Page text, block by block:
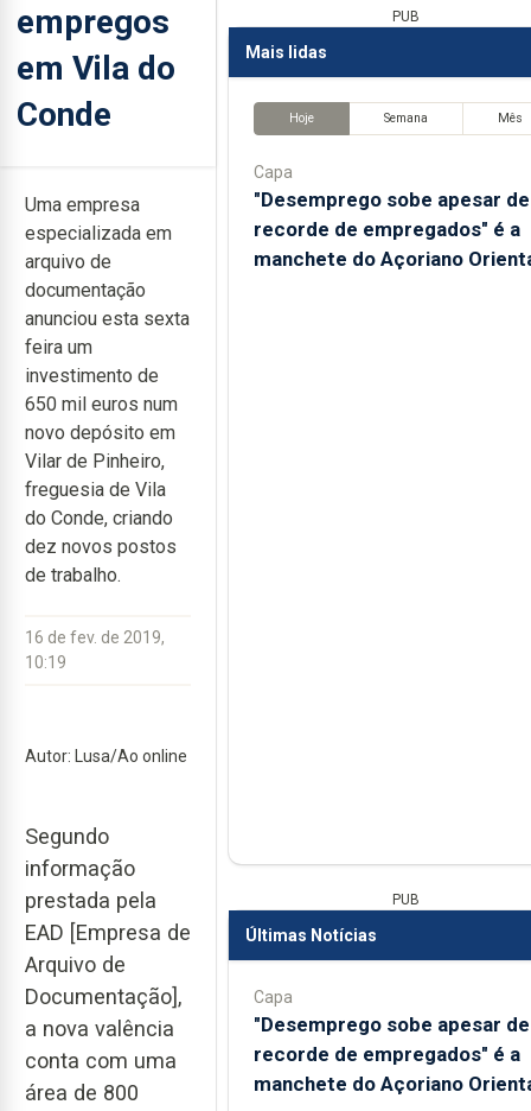
empregos
em Vila do
Conde
Uma empresa
especializada em
arquivo de
documentação
anunciou esta sexta
feira um
investimento de
650 mil euros num
novo depósito em
Vilar de Pinheiro,
freguesia de Vila
do Conde, criando
dez novos postos
de trabalho.
16 de fev. de 2019,
10:19
Autor: Lusa/Ao online
Segundo
informação
prestada pela
EAD [Empresa de
Arquivo de
Documentação],
a nova valência
conta com uma
área de 800
PUB
Mais lidas
Hoje Semana Mês
Capa
"Desemprego sobe apesar de
recorde de empregados" é a
manchete do Açoriano
PUB
Últimas Notícias
Capa
"Desemprego sobe apesar de
recorde de empregados" é a
manchete do Açoriano